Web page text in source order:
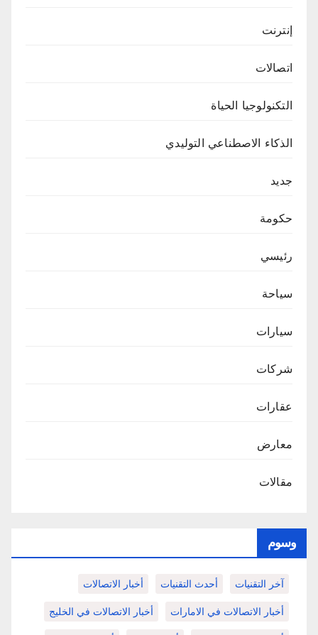
إنترنت
اتصالات
التكنولوجيا الحياة
الذكاء الاصطناعي التوليدي
جديد
حكومة
رئيسي
سياحة
سيارات
شركات
عقارات
معارض
مقالات
وسوم
آخر التقنيات أحدث التقنيات أخبار الاتصالات
أخبار الاتصالات في الامارات أخبار الاتصالات في الخليج